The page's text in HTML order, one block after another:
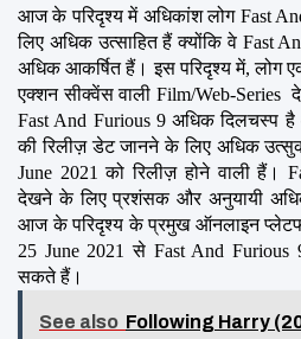
आज के परिदृश्य में अधिकांश लोग Fast
लिए अधिक उत्साहित हैं क्योंकि वे Fast
अधिक आकर्षित हैं। इस परिदृश्य में, लोग
एक्शन सीक्वेंस वाली Film/Web-Series
Fast And Furious 9 अधिक दिलचस्प
की रिलीज़ डेट जानने के लिए अधिक
June 2021 को रिलीज़ होने वाली हैं।
देखने के लिए प्रशंसक और अनुयायी
आज के परिदृश्य के प्रमुख ऑनलाइन
25 June 2021 से Fast And
सकते हैं।
See also Following Harry